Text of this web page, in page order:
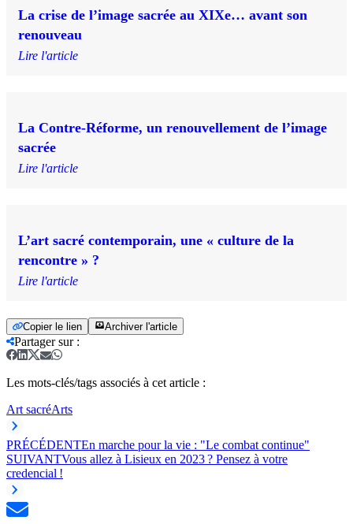
La crise de l’image sacrée au XIXe… avant son
renouveau
Lire l'article
La Contre-Réforme, un renouvellement de l’image
sacrée
Lire l'article
L’art sacré contemporain, une « culture de la
rencontre » ?
Lire l'article
Copier le lien Archiver l'article
Partager sur:
Les mots-clés/tags associés à cet article :
Art sacréArts
PRÉCÉDENTEn marche pour la vie : "Le combat continue"
SUIVANTVous allez à Lisieux en 2023 ? Pensez à votre
credencial !